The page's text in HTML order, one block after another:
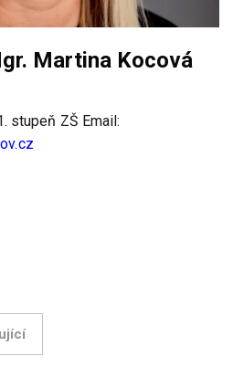
Martina Kocová
stupeň ZŠ Email: